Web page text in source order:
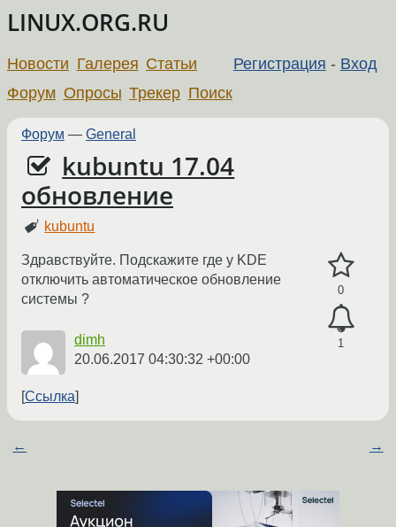
LINUX.ORG.RU
Регистрация - Вход
Новости Галерея Статьи
Форум Опросы Трекер Поиск
Форум — General
kubuntu 17.04
обновление
kubuntu
0
1
Здравствуйте. Подскажите где у KDE
отключить автоматическое обновление
системы ?
dimh
20.06.2017 04:30:32 +00:00
Ссылка
← →